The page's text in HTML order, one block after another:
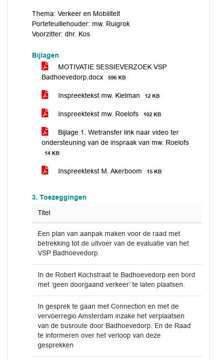
Thema: Verkeer en Mobiliteit
Portefeuillehouder: mw. Ruigrok
Voorzitter: dhr. Kos
Bijlagen
MOTIVATIE SESSIEVERZOEK VSP
Badhoevedorp.docx
596 KB
Inspreektekst mw. Kielman 12 KB
Inspreektekst mw. Roelofs 102 KB
Bijlage 1. Wetransfer link naar video ter
ondersteuning van de inspraak van mw. Roelofs
14 KB
Inspreektekst M. Akerboom 15 KB
3. Toezeggingen
Titel
Een plan van aanpak maken voor de raad met
betrekking tot de uitvoer van de evaluatie van het
VSP Badhoevedorp.
In de Robert Kochstraat te Badhoevedorp een bord
met ‘geen doorgaand verkeer’ te laten plaatsen.
In gesprek te gaan met Connection en met de
vervoerregio Amsterdam inzake het verplaatsen
van de busroute door Badhoevedorp. En de Raad
te informeren over het verloop van deze
gesprekken